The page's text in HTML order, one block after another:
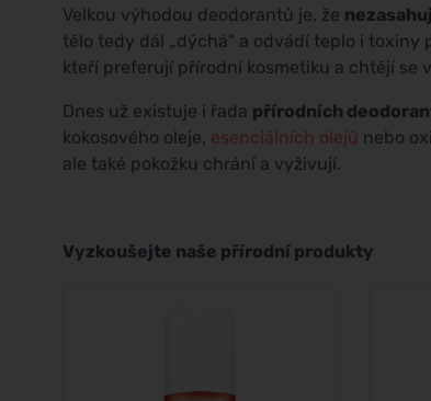
Velkou výhodou deodorantů je, že
tělo tedy dál „dýchá" a odvádí teplo i toxiny
kteří preferují přírodní kosmetiku a chtějí
Dnes už existuje i řada přírodních
kokosového oleje, esenciálních olejů nebo
ale také pokožku chrání a vyživují.
Vyzkoušejte naše přírodní produkty